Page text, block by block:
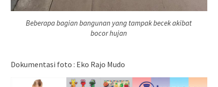
Beberapa bagian bangunan yang tampak becek akibat
bocor hujan
Dokumentasi foto : Eko Rajo Mudo